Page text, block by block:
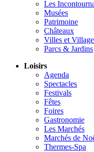
Les
Musées
Patrimoine
Châteaux
Villes et
Parcs & Jardins
Loisirs
Agenda
Spectacles
Festivals
Fêtes
Foires
Gastronomie
Les Marchés
Marchés de
Thermes-Spa